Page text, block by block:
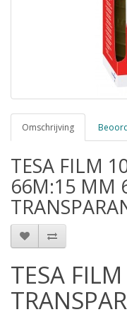
Omschrijving
TESA FILM
66M:15 MM
TESA